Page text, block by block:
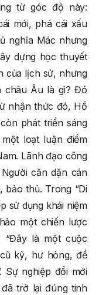
từ góc độ này:
mới, phá cái xấu
nghĩa Mác nhưng
dựng học thuyết
của lịch sử, nhưng
châu Âu là gì? Đó
nhận thức đó, Hồ
phát triển sáng
loạt luận điểm
Lãnh đạo công
căn dặn cán
bảo thủ. Trong “Di
sử dụng khái niệm
một chiến lược
“Đây là một cuộc
kỹ, hư hỏng, để
Sự nghiệp đổi mới
trở lại đúng tinh